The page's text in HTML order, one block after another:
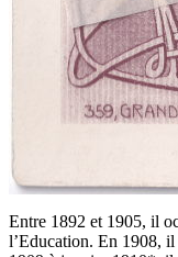
Entre 1892 et 1905, il
l’Education. En 1908,